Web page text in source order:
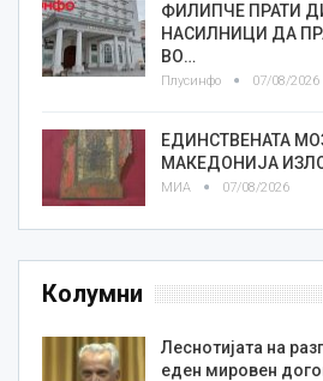
ФИЛИПЧЕ ПРАТИ
НАСИЛНИЦИ ДА
ВО…
Плусинфо 07/08/2026
ЕДИНСТВЕНАТА
МАКЕДОНИЈА
МИА 07/08/2026
Колумни
Леснотијата на
еден мировен